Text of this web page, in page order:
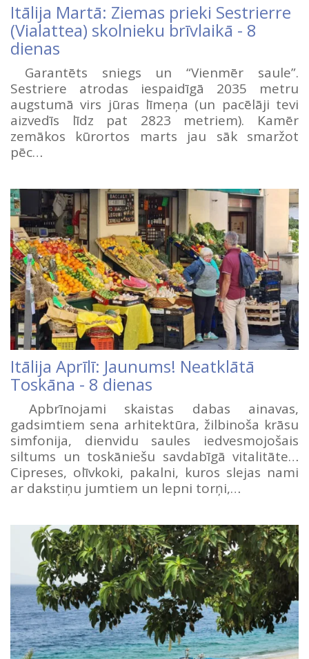
Itālija Martā: Ziemas prieki Sestrierre
(Vialattea) skolnieku brīvlaikā - 8
dienas
Garantēts sniegs un “Vienmēr saule”.
Sestriere atrodas iespaidīgā 2035 metru
augstumā virs jūras līmeņa (un pacēlāji tevi
aizvedīs līdz pat 2823 metriem). Kamēr
zemākos kūrortos marts jau sāk smaržot
pēc…
Itālija Aprīlī: Jaunums! Neatklātā
Toskāna - 8 dienas
Apbrīnojami skaistas dabas ainavas,
gadsimtiem sena arhitektūra, žilbinoša krāsu
simfonija, dienvidu saules iedvesmojošais
siltums un toskāniešu savdabīgā vitalitāte…
Cipreses, olīvkoki, pakalni, kuros slejas nami
ar dakstiņu jumtiem un lepni torņi,…